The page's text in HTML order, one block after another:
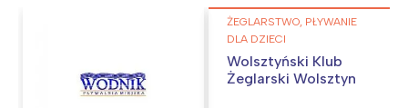
ŻEGLARSTWO, PŁYWANIE
DLA DZIECI
Wolsztyński Klub
Żeglarski Wolsztyn